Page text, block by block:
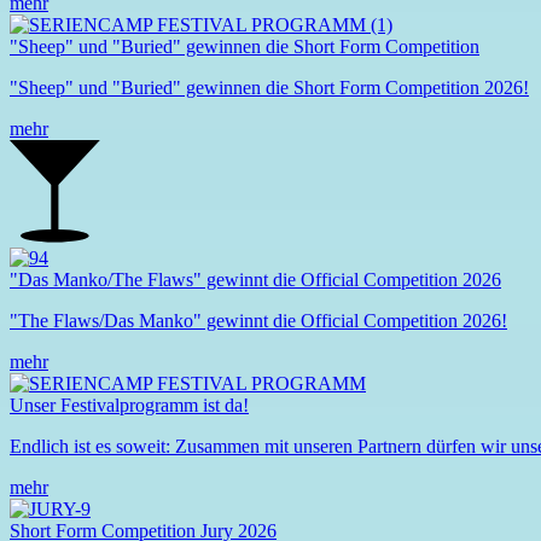
"Sheep" und "Buried" gewinnen die Short Form Competition
"Sheep" und "Buried" gewinnen die Short Form Competition 2026!
mehr
"Das Manko/The Flaws" gewinnt die Official Competition 2026
"The Flaws/Das Manko" gewinnt die Official Competition 2026!
mehr
Unser Festivalprogramm ist da!
Endlich ist es soweit: Zusammen mit unseren Partnern dürfen wir
mehr
Short Form Competition Jury 2026